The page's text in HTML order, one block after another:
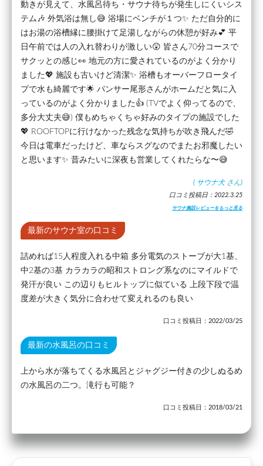
動きが見えて、水風呂待ち・サウナ待ちが発生しにくいシス
テム🎶 外気浴は無し😅 浴場にベンチが１つ✨ ただ自分的に
はお湯の浴槽縁に腰掛けて足湯しながらの休憩が好み💕 平
日午前では人の入れ替わりが激しい😲 皆さん70分コースで
サクッとの感じ👀 地元の方に愛されているのがよく分かり
ました💖 施設も古いけど清潔✨ 浴槽もオーバーフロータイ
プで水も綺麗です🌟 パンサー尾形さんがホームだと気に入
っているのがよく分かりました👍 (TVでよく仰ってるので、
多分大丈夫😅) 僕もめちゃくちゃ好みのタイプの施設でした
💖 ROOFTOPに行けなかった残念な気持ちが吹き飛んだ🤣
今日は電車だったけど、車ならスグなのでまたお邪魔したい
と思います✨ 昔みたいに深夜も営業してくれたらな〜😅
( サウナ犬 さん)
口コミ投稿日：2022.3.25
サウナ施設レビューをもっと見る
最新のサウナ室の口コミ
詰めれば15人程度入れる中箱 多分電気のストーブが大1基、
中2基の3基 カラカラの昭和ストロング系なのにマイルドで
発汗が良い この辺りもヒルトップに似ている 上段下段で温
度差が大きく気分に合わせて変えれるのも良い
口コミ投稿日：2022/03/25
最新の水風呂の口コミ
上から水が落ちてくる水風呂とジャグジー付きの少しぬるめ
の水風呂の二つ。滝行も可能？
口コミ投稿日：2018/03/21